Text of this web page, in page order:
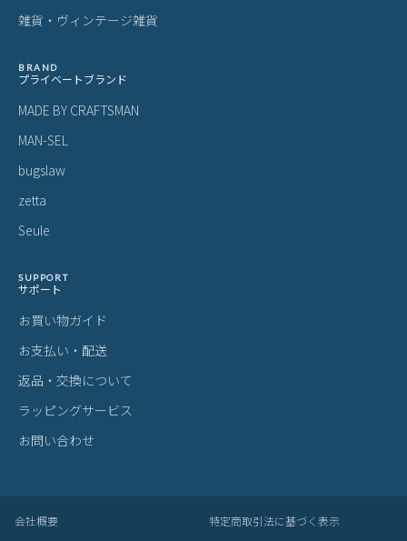
雑貨・ヴィンテージ雑貨
BRAND
プライベートブランド
MADE BY CRAFTSMAN
MAN-SEL
bugslaw
zetta
Seule
SUPPORT
サポート
お買い物ガイド
お支払い・配送
返品・交換について
ラッピングサービス
お問い合わせ
会社概要
特定商取引法に基づく表示